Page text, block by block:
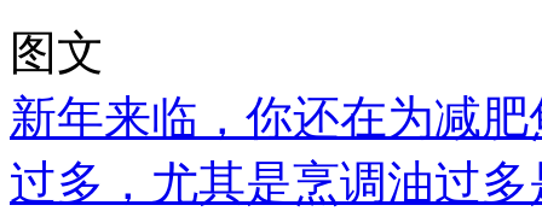
图文
新年来临，你还在为减
过多，尤其是烹调油过